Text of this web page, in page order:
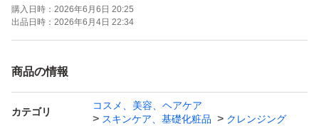
購入日時： 2026年6月6日 20:25
出品日時： 2026年6月4日 22:34
商品の情報
カテゴリ
コスメ、美容、ヘアケア
スキンケア、基礎化粧品
クレンジング